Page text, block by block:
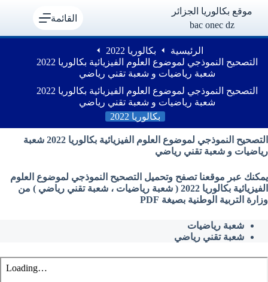
موقع بكالوريا الجزائر
bac onec dz
القائمة
الرئيسية
بكالوريا 2022
التصحيح النموذجي لموضوع العلوم الفيزيائية بكالوريا 2022
شعبة رياضيات و شعبة تقني رياضي
التصحيح النموذجي لموضوع العلوم الفيزيائية بكالوريا 2022
شعبة رياضيات و شعبة تقني رياضي
بكالوريا 2022
التصحيح النموذجي لموضوع العلوم الفيزيائية بكالوريا 2022 شعبة
رياضيات و شعبة تقني رياضي
يمكنك عبر موقعنا تصفح وتحميل التصحيح النموذجي لموضوع العلوم
الفيزيائية بكالوريا 2022 ( شعبة رياضيات ، شعبة تقني رياضي ) من
وزارة التربية الوطنية بصيغة PDF
شعبة رياضيات
شعبة تقني رياضي